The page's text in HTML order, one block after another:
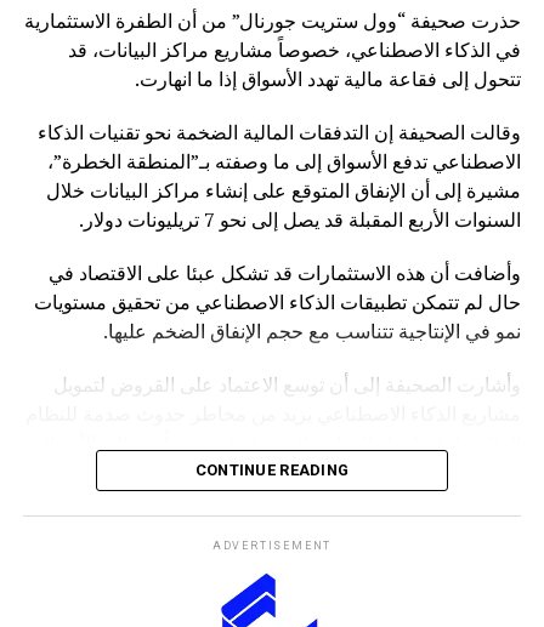
حذرت صحيفة “وول ستريت جورنال” من أن الطفرة الاستثمارية
في الذكاء الاصطناعي، خصوصاً مشاريع مراكز البيانات، قد
تتحول إلى فقاعة مالية تهدد الأسواق إذا ما انهارت.
وقالت الصحيفة إن التدفقات المالية الضخمة نحو تقنيات الذكاء
الاصطناعي تدفع الأسواق إلى ما وصفته بـ”المنطقة الخطرة”،
مشيرة إلى أن الإنفاق المتوقع على إنشاء مراكز البيانات خلال
السنوات الأربع المقبلة قد يصل إلى نحو 7 تريليونات دولار.
وأضافت أن هذه الاستثمارات قد تشكل عبئا على الاقتصاد في
حال لم تتمكن تطبيقات الذكاء الاصطناعي من تحقيق مستويات
نمو في الإنتاجية تتناسب مع حجم الإنفاق الضخم عليها.
وأشارت الصحيفة إلى أن توسع الاعتماد على القروض لتمويل
وكانت صحيفة “NOTUS” قد نقلت في وقت سابق أن محللين
في وزارة الخزانة الأميركية حذروا من ارتفاع المخاطر التي قد
تواجه الاقتصاد الأميركي إذا شهد قطاع الذكاء الاصطناعي
تصحيحا حادا أو انهيارا في التقييمات الاستثمارية.
CONTINUE READING
ADVERTISEMENT